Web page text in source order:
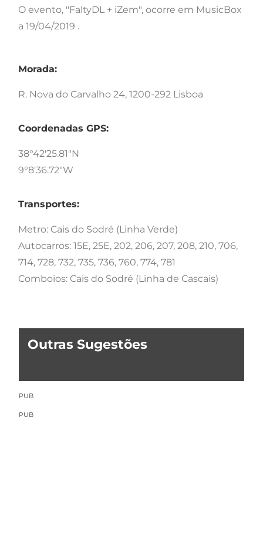
O evento, "FaltyDL + iZem", ocorre em MusicBox
a 19/04/2019 .
Morada:
R. Nova do Carvalho 24, 1200-292 Lisboa
Coordenadas GPS:
38°42'25.81"N
9°8'36.72"W
Transportes:
Metro: Cais do Sodré (Linha Verde)
Autocarros: 15E, 25E, 202, 206, 207, 208, 210, 706,
714, 728, 732, 735, 736, 760, 774, 781
Comboios: Cais do Sodré (Linha de Cascais)
Outras Sugestões
PUB
PUB